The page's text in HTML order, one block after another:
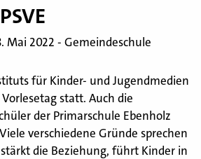
Mai 2022 - Gemeindeschule
für Kinder- und Jugendmedien
statt. Auch die
der Primarschule Ebenholz
verschiedene Gründe sprechen
die Beziehung, führt Kinder in